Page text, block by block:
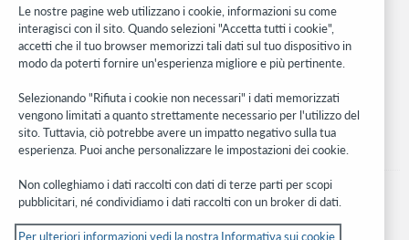
Stay in the know.
Ricevi gli ultimi aggiornamenti di prodotti, ricerche, eventi e molto
altro direttamente nella tua casella di posta.
Subscribe now
Le nostre pagine web utilizzano i cookie, informazioni su come
interagisci con il sito. Quando selezioni "Accetta tutti i cookie",
accetti che il tuo browser memorizzi tali dati sul tuo dispositivo in
modo da poterti fornire un'esperienza migliore e più pertinente.
Selezionando "Rifiuta i cookie non necessari" i dati memorizzati
vengono limitati a quanto strettamente necessario per l'utilizzo del
sito. Tuttavia, ciò potrebbe avere un impatto negativo sulla tua
esperienza. Puoi anche personalizzare le impostazioni dei cookie.
Non colleghiamo i dati raccolti con dati di terze parti per scopi
pubblicitari, né condividiamo i dati raccolti con un broker di dati.
Per ulteriori informazioni vedi la nostra Informativa sui cookie.